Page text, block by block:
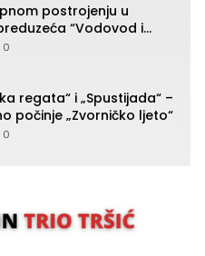
postrojenju u
“Vodovod i
0
regata“ i „Spustijada“ –
počinje „Zvorničko ljeto“
0